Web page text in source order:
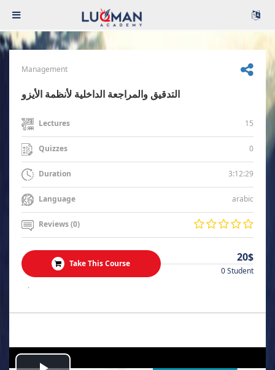
Management
التدقيق والمراجعة الداخلية لأنظمة الأيزو
Lectures 15
Quizzes 0
Duration 3:12:29
Language arabic
Reviews (0)
Take This Course 20$
0 Student
.